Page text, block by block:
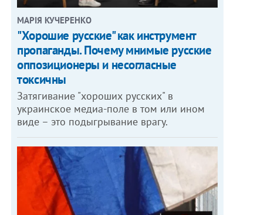
МАРІЯ КУЧЕРЕНКО
"Хорошие русские" как инструмент
пропаганды. Почему мнимые русские
оппозиционеры и несогласные
токсичны
Затягивание "хороших русских" в
украинское медиа-поле в том или ином
виде – это подыгрывание врагу.